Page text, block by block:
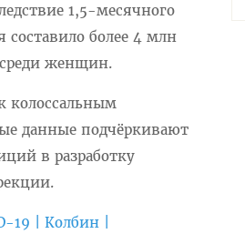
1,5-месячного
составило более 4 млн
женщин.
колоссальным
данные подчёркивают
в разработку
19 | Колбин |